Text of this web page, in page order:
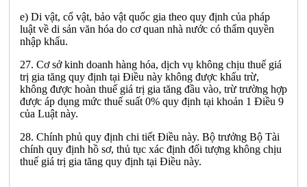
e) Di vật, cổ vật, bảo vật quốc gia theo quy định của pháp
luật về di sản văn hóa do cơ quan nhà nước có thẩm quyền
nhập khẩu.
27. Cơ sở kinh doanh hàng hóa, dịch vụ không chịu thuế giá
trị gia tăng quy định tại Điều này không được khấu trừ,
không được hoàn thuế giá trị gia tăng đầu vào, trừ trường hợp
được áp dụng mức thuế suất 0% quy định tại khoản 1 Điều 9
của Luật này.
28. Chính phủ quy định chi tiết Điều này. Bộ trưởng Bộ Tài
chính quy định hồ sơ, thủ tục xác định đối tượng không chịu
thuế giá trị gia tăng quy định tại Điều này.